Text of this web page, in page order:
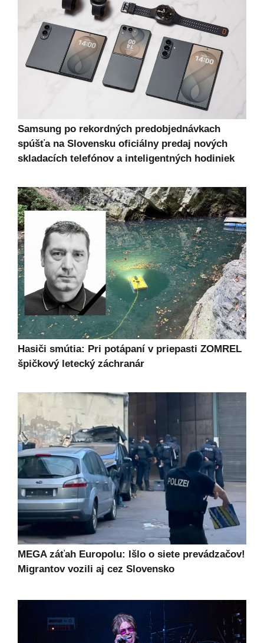
Samsung po rekordných predobjednávkach
spúšťa na Slovensku oficiálny predaj nových
skladacích telefónov a inteligentných hodiniek
Hasiči smútia: Pri potápaní v priepasti ZOMREL
špičkový letecký záchranár
MEGA záťah Europolu: Išlo o siete prevádzačov!
Migrantov vozili aj cez Slovensko